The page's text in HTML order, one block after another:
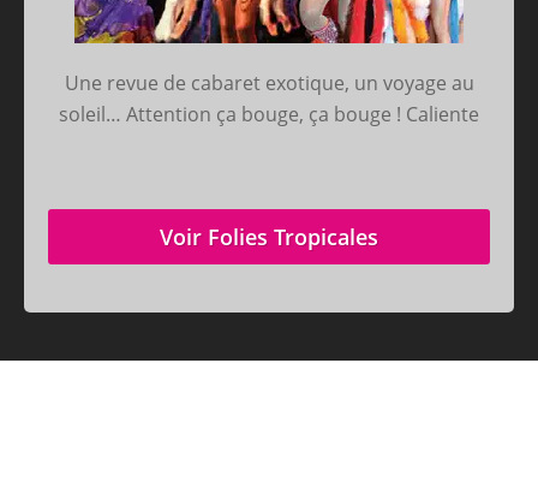
Une revue de cabaret exotique, un voyage au
soleil… Attention ça bouge, ça bouge ! Caliente
Voir Folies Tropicales